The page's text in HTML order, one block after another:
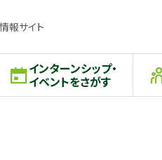
報サイト
インターンシップ・
イベントをさがす